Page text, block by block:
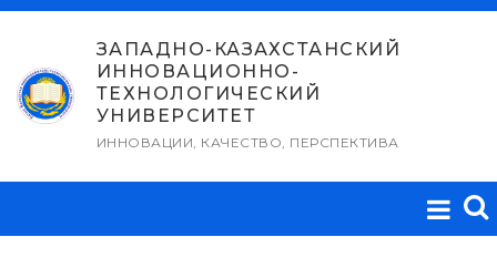
Перейти
содержимому
ЗАПАДНО-КАЗАХСТАНСКИЙ
ИННОВАЦИОННО-
ТЕХНОЛОГИЧЕСКИЙ
УНИВЕРСИТЕТ
ИННОВАЦИИ, КАЧЕСТВО, ПЕРСПЕКТИВА